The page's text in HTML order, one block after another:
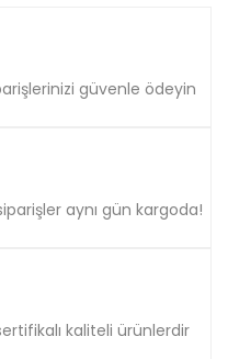
pahalı.güvenle ödeyin
aynı gün kargoda!
kaliteli ürünlerdir